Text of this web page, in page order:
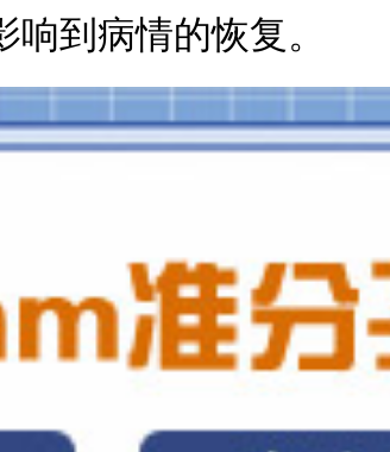
到病情的恢复。